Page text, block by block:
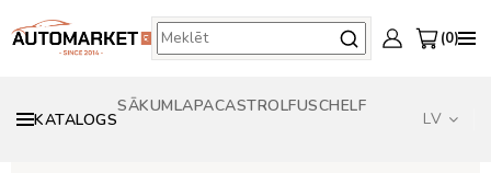
0
KATALOGS
SĀKUMLAPACASTROLFUSCHELF
LV